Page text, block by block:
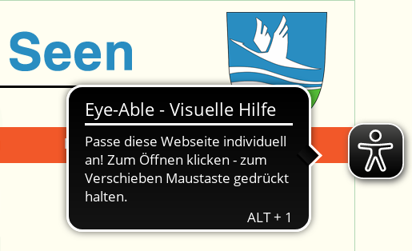
Mängelmeldung Suche -